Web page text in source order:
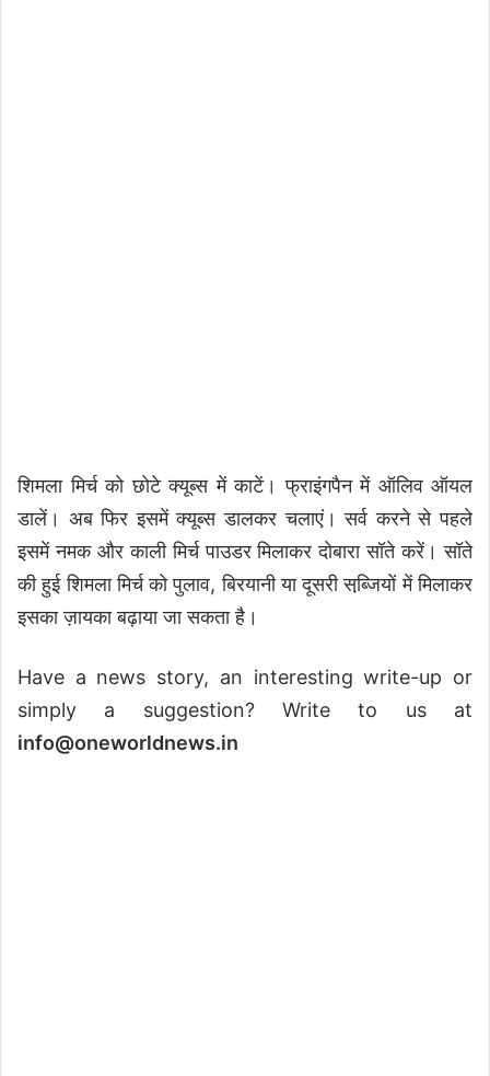
शिमला मिर्च को छोटे क्यूब्स में काटें। फ्राइंगपैन में ऑलिव ऑयल
डालें। अब फिर इसमें क्यूब्स डालकर चलाएं। सर्व करने से पहले
इसमें नमक और काली मिर्च पाउडर मिलाकर दोबारा सॉते करें। सॉते
की हुई शिमला मिर्च को पुलाव, बिरयानी या दूसरी सब्जि़यों में मिलाकर
इसका ज़ायका बढ़ाया जा सकता है।
Have a news story, an interesting write-up or
simply a suggestion? Write to us at
info@oneworldnews.in